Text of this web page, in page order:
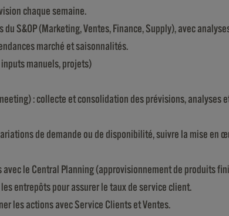
chaque semaine.
S&OP (Marketing, Ventes, Finance, Supply), avec
marché et saisonnalités.
manuels, projets)
: collecte et consolidation des prévisions,
de demande ou de disponibilité, suivre la mise en
le Central Planning (approvisionnement de produits
entrepôts pour assurer le taux de service client.
les actions avec Service Clients et Ventes.